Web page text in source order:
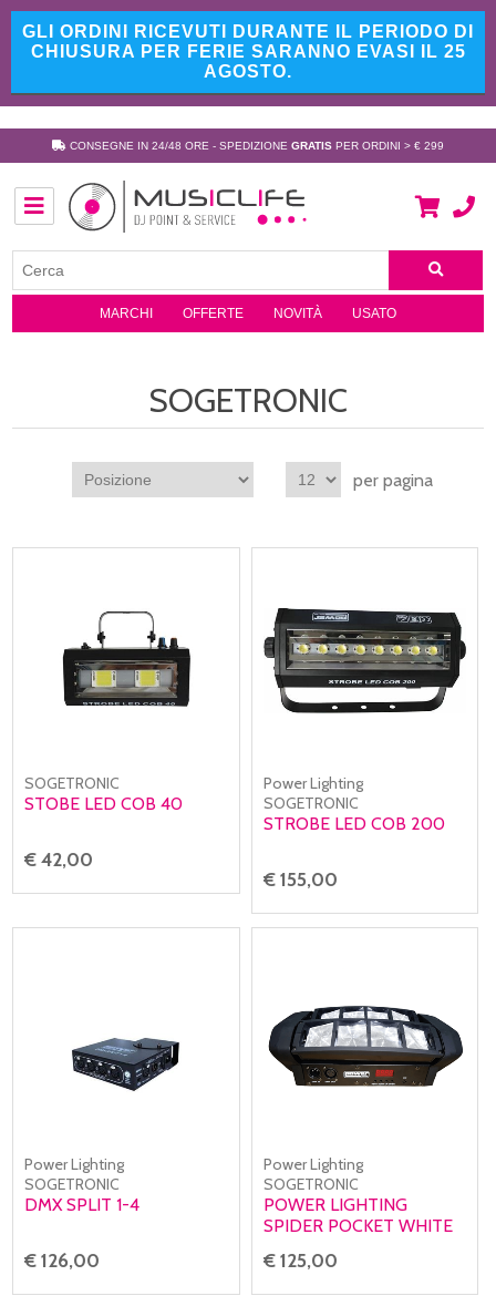
GLI ORDINI RICEVUTI DURANTE IL PERIODO DI
CHIUSURA PER FERIE SARANNO EVASI IL 25
AGOSTO.
CONSEGNE IN 24/48 ORE - SPEDIZIONE GRATIS PER ORDINI > € 299
MARCHI OFFERTE NOVITÀ USATO
SOGETRONIC
per pagina
SOGETRONIC
STOBE LED COB 40
€ 42,00
Power Lighting
SOGETRONIC
STROBE LED COB 200
€ 155,00
Power Lighting
SOGETRONIC
DMX SPLIT 1-4
€ 126,00
Power Lighting
SOGETRONIC
POWER LIGHTING
SPIDER POCKET WHITE
€ 125,00